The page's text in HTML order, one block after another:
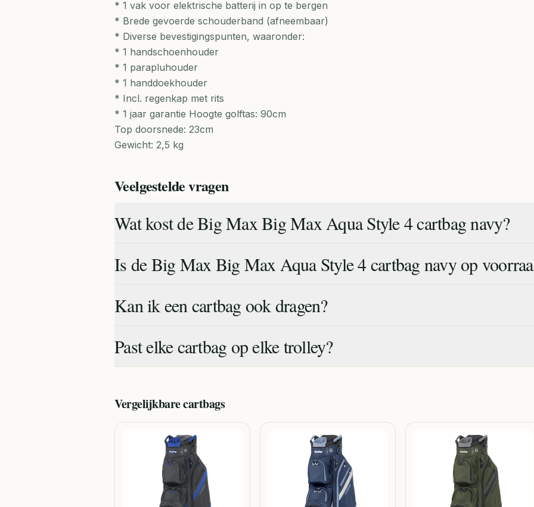
* 1 vak voor elektrische batterij in op te bergen
* Brede gevoerde schouderband (afneembaar)
* Diverse bevestigingspunten, waaronder:
* 1 handschoenhouder
* 1 parapluhouder
* 1 handdoekhouder
* Incl. regenkap met rits
* 1 jaar garantie Hoogte golftas: 90cm
Top doorsnede: 23cm
Gewicht: 2,5 kg
Veelgestelde vragen
Wat kost de Big Max Big Max Aqua Style 4 cartbag navy?
Is de Big Max Big Max Aqua Style 4 cartbag navy op
Kan ik een cartbag ook dragen?
Past elke cartbag op elke trolley?
Vergelijkbarecartbags